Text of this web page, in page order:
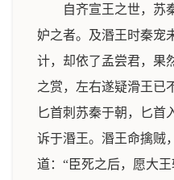
自齐宣王之世，苏
妒之者。及湣王时秦宠
计，却依了孟尝君，果
之赏，左右遂疑滑王已
匕首刺苏秦于朝，匕首
诉于湣王。湣王命擒贼
道：“臣死之后，愿大王